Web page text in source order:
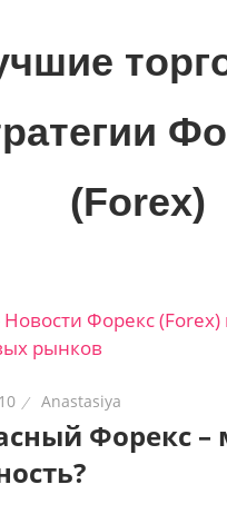
(Forex)
Новости Форекс (Forex)
рынков
Anastasiya
Форекс